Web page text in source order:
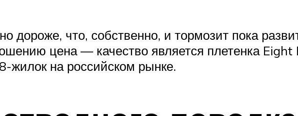
дороже, что, собственно, и тормозит пока
цена — качество является плетенка
жилок на российском рынке.